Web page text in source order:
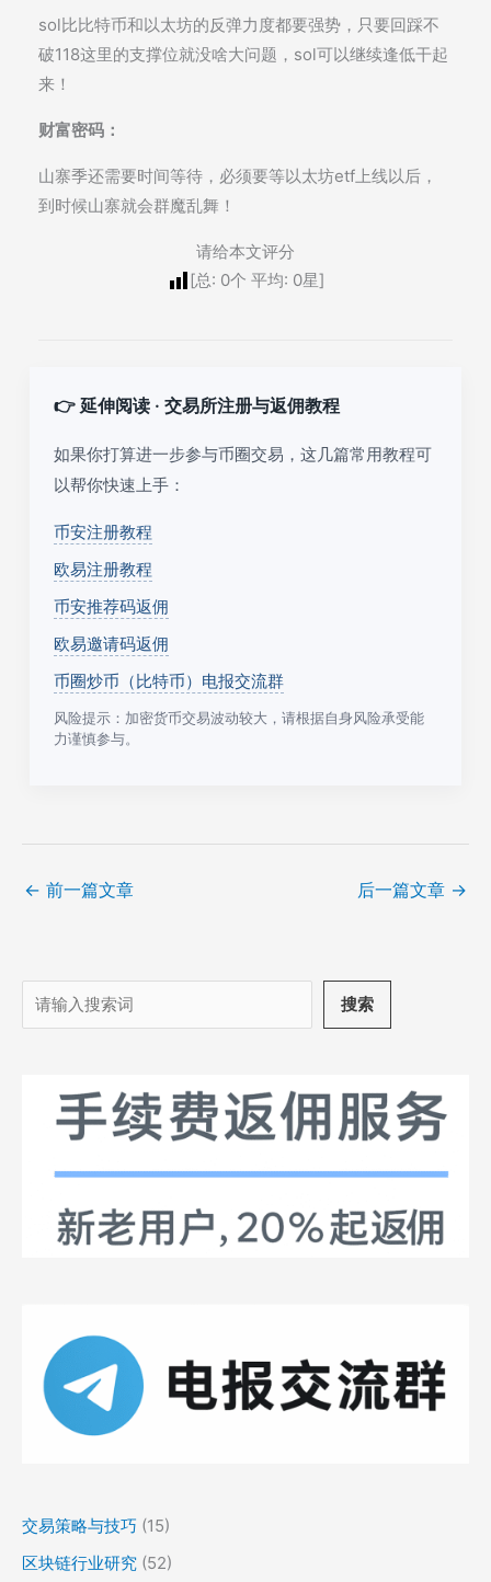
sol比比特币和以太坊的反弹力度都要强势，只要回踩不
破118这里的支撑位就没啥大问题，sol可以继续逢低干起
来！
财富密码：
山寨季还需要时间等待，必须要等以太坊etf上线以后，
到时候山寨就会群魔乱舞！
请给本文评分
[总: 0个 平均: 0星]
👉 延伸阅读 · 交易所注册与返佣教程
如果你打算进一步参与币圈交易，这几篇常用教程可
以帮你快速上手：
币安注册教程
欧易注册教程
币安推荐码返佣
欧易邀请码返佣
币圈炒币（比特币）电报交流群
风险提示：加密货币交易波动较大，请根据自身风险承受能
力谨慎参与。
← 前一篇文章 后一篇文章 →
搜
索
搜索
交易策略与技巧 (15)
区块链行业研究 (52)